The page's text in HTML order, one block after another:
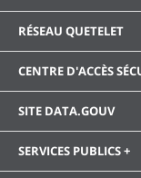
RÉSEAU QUETELET
CENTRE D'ACCÈS
SITE DATA.GOUV
SERVICES PUBLICS +